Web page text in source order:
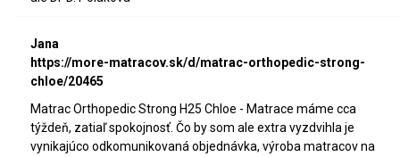
Jana
https://more-matracov.sk/d/matrac-orthopedic-strong-
chloe/20465
Matrac Orthopedic Strong H25 Chloe - Matrace máme cca
týždeň, zatiaľ spokojnosť. Čo by som ale extra vyzdvihla je
vynikajúco odkomunikovaná objednávka, výroba matracov na